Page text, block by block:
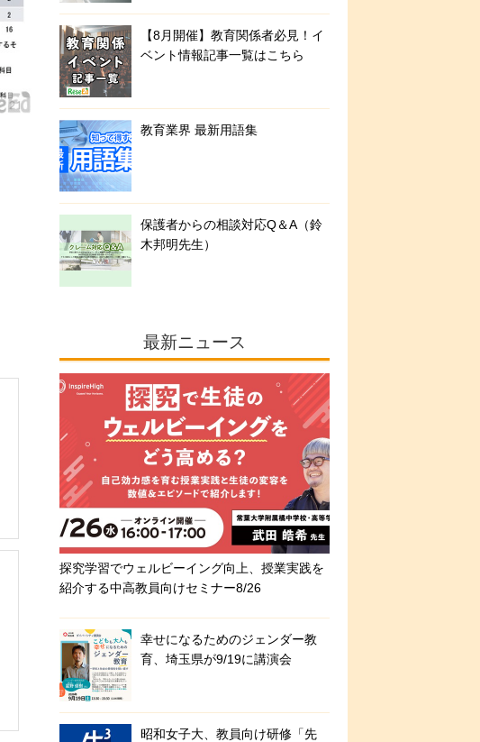
【8月開催】教育関係者必見！イ
ベント情報記事一覧はこちら
教育業界 最新用語集
保護者からの相談対応Q＆A（鈴
木邦明先生）
最新ニュース
探究学習でウェルビーイング向上、授業実践を
紹介する中高教員向けセミナー8/26
幸せになるためのジェンダー教
育、埼玉県が9/19に講演会
昭和女子大、教員向け研修「先